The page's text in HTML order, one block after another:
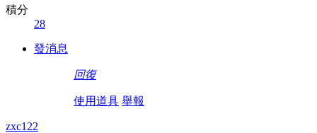
積分
28
發消息
回復
使用道具 舉報
zxc122